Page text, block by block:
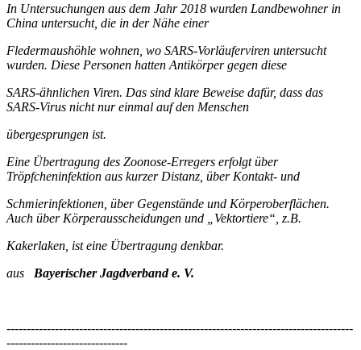
In Untersuchungen aus dem Jahr 2018 wurden Landbewohner in
China untersucht, die in der Nähe einer
Fledermaushöhle wohnen, wo SARS-Vorläuferviren untersucht
wurden. Diese Personen hatten Antikörper gegen diese
SARS-ähnlichen Viren. Das sind klare Beweise dafür, dass das
SARS-Virus nicht nur einmal auf den Menschen
übergesprungen ist.
Eine Übertragung des Zoonose-Erregers erfolgt über
Tröpfcheninfektion aus kurzer Distanz, über Kontakt- und
Schmierinfektionen, über Gegenstände und Körperoberflächen.
Auch über Körperausscheidungen und „Vektortiere“, z.B.
Kakerlaken, ist eine Übertragung denkbar.
aus Bayerischer Jagdverband e. V.
--------------------------------------------------------------------------------------
------------------------------